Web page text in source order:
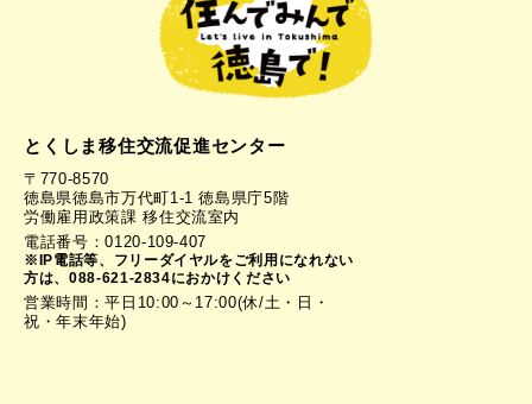
とくしま移住交流促進センター
〒770-8570
徳島県徳島市万代町1-1 徳島県庁5階
労働雇用政策課 移住交流室内
電話番号：0120-109-407
※IP電話等、フリーダイヤルをご利用になれない
方は、088-621-2834におかけください
営業時間：平日10:00～17:00(休/土・日・
祝・年末年始)